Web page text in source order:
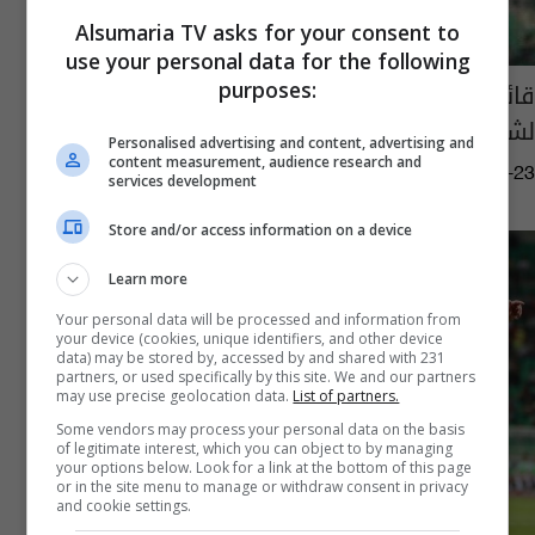
قائد سوريا يرفض الاحتفال بهدفه احتراماً
لشهداء عبارة الموصل
16:28 | 2019-03-23
Alsumaria TV asks for your consent to
use your personal data for the following
purposes:
Personalised advertising and content, advertising and
content measurement, audience research and
services development
Store and/or access information on a device
Learn more
Your personal data will be processed and information from
your device (cookies, unique identifiers, and other device
data) may be stored by, accessed by and shared with 231
partners, or used specifically by this site. We and our partners
may use precise geolocation data. List of partners.
Some vendors may process your personal data on the basis
of legitimate interest, which you can object to by managing
your options below. Look for a link at the bottom of this page
or in the site menu to manage or withdraw consent in privacy
and cookie settings.